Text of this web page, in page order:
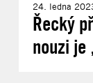
24. ledna
Řecký
nouzi je